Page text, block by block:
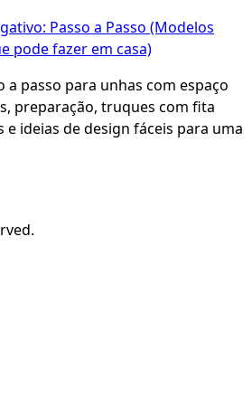
Passo a Passo (Modelos
pode fazer em casa)
a passo para unhas com espaço
preparação, truques com fita
e ideias de design fáceis para uma